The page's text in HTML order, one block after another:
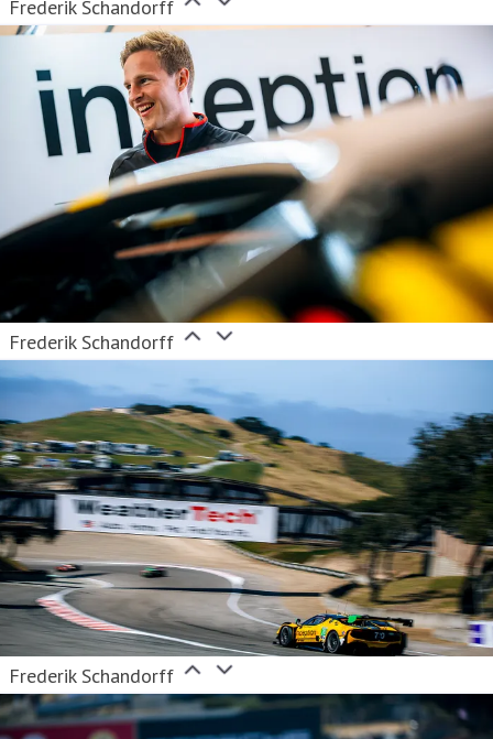
Frederik Schandorff
Frederik Schandorff
Frederik Schandorff